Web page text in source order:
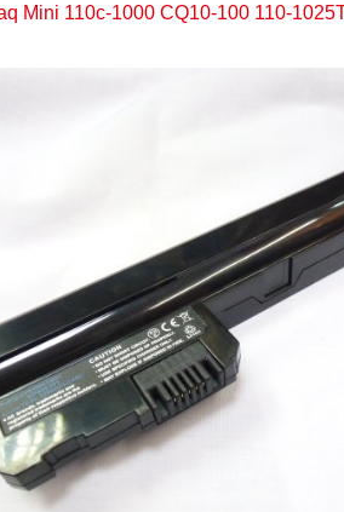
Mini 110c-1000 CQ10-100 110-